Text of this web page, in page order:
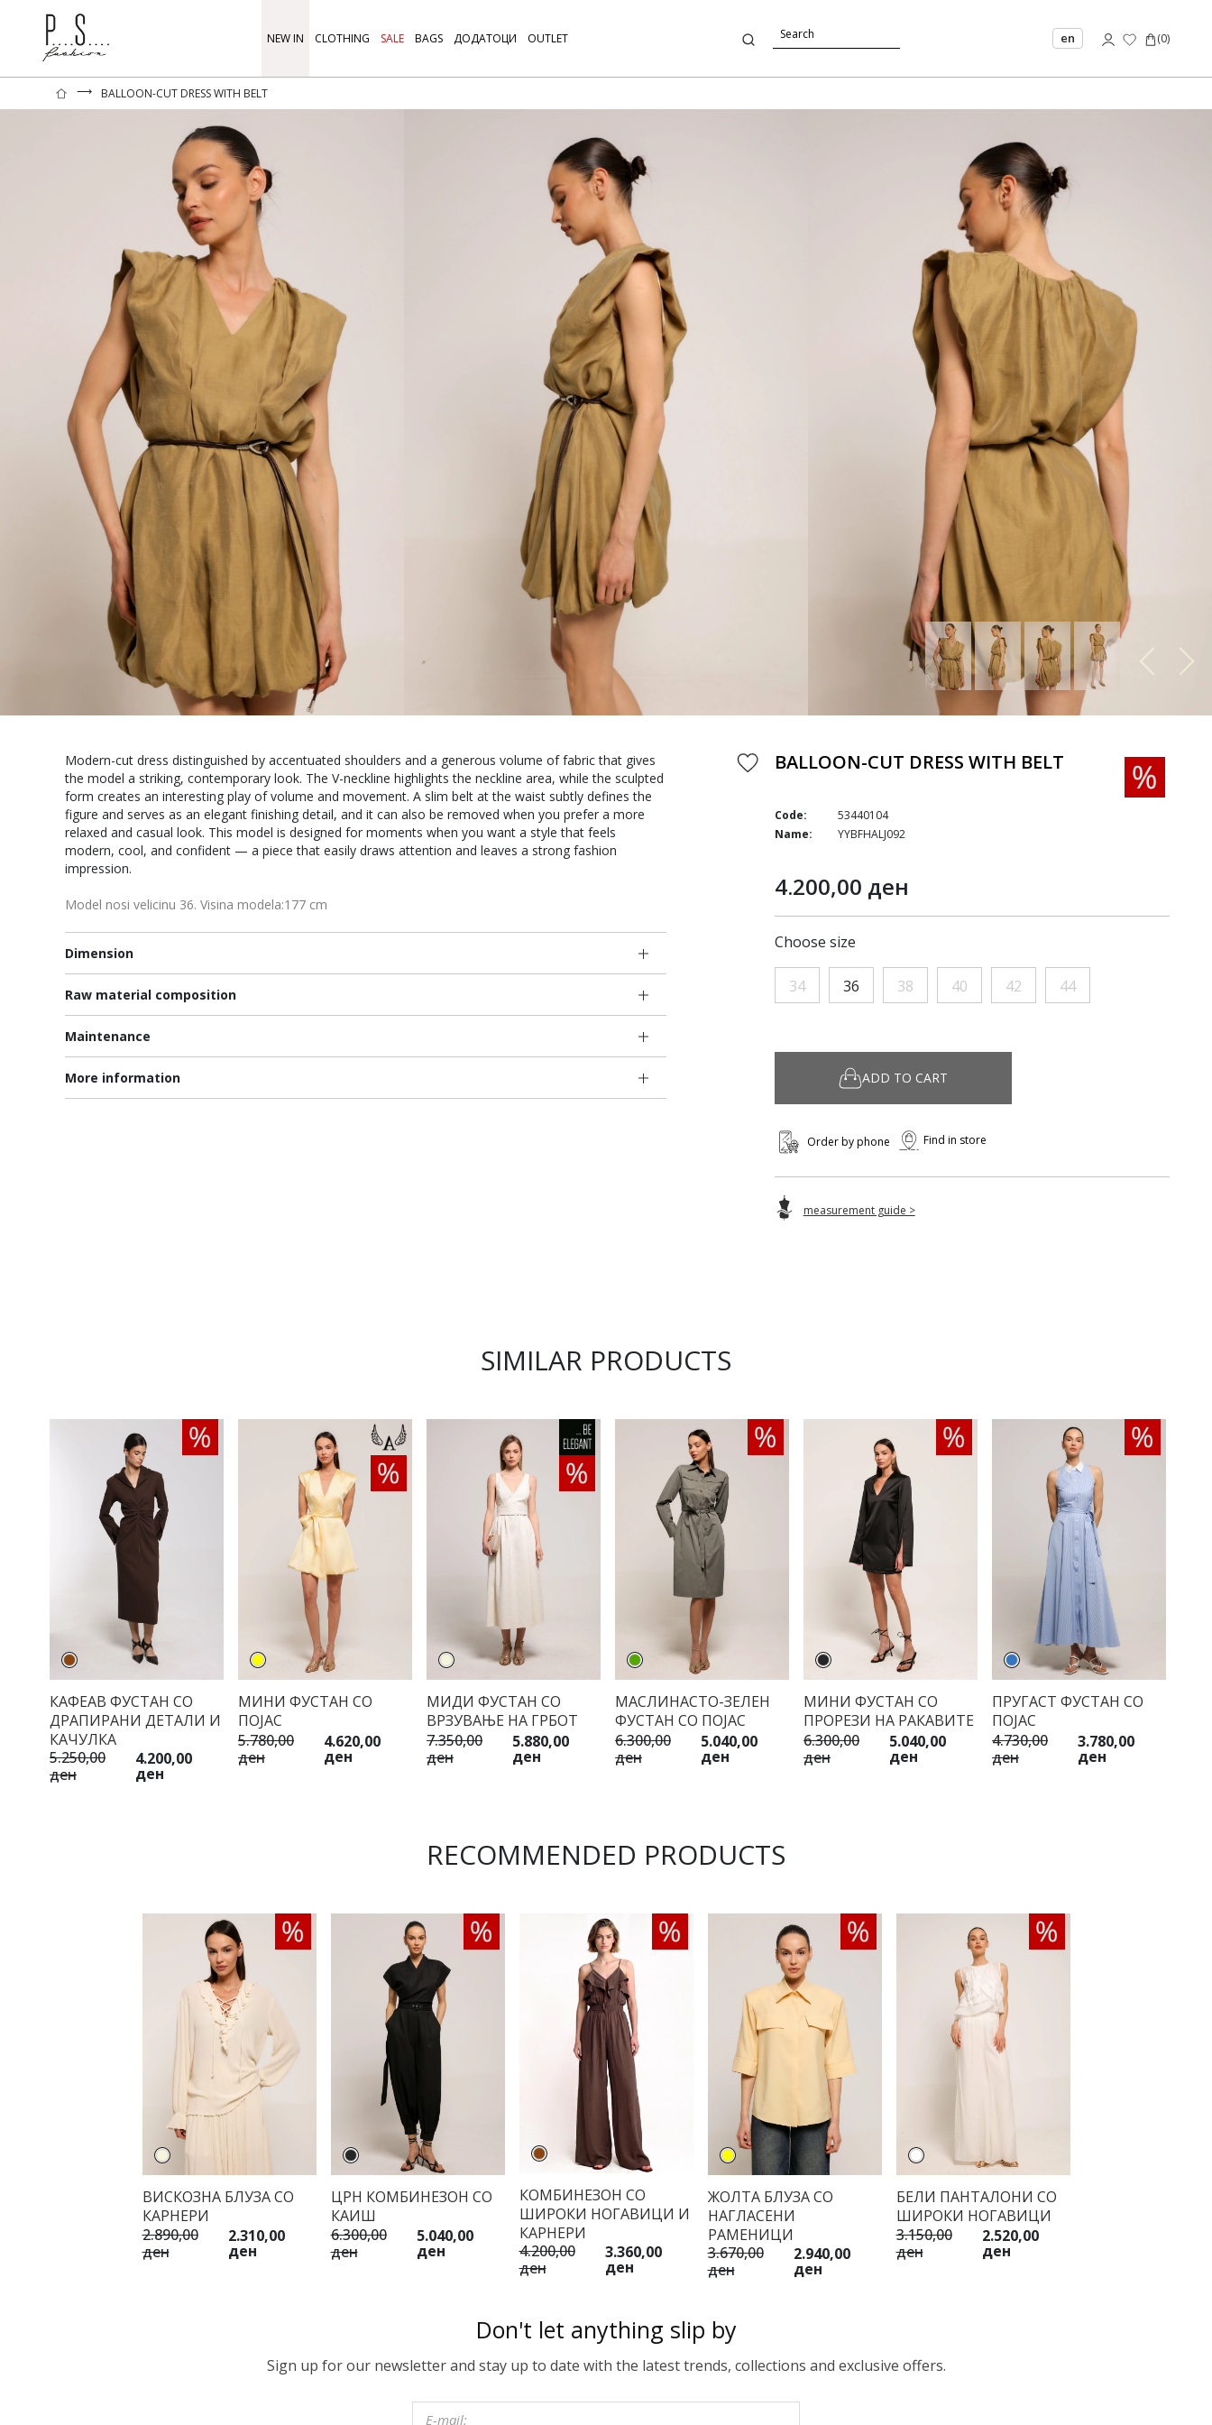
NEW IN CLOTHING SALE BAGS ДОДАТОЦИ OUTLET en (0)
⟶ BALLOON-CUT DRESS WITH BELT
Modern-cut dress distinguished by accentuated shoulders and a generous volume of fabric that gives
the model a striking, contemporary look. The V-neckline highlights the neckline area, while the sculpted
form creates an interesting play of volume and movement. A slim belt at the waist subtly defines the
figure and serves as an elegant finishing detail, and it can also be removed when you prefer a more
relaxed and casual look. This model is designed for moments when you want a style that feels
modern, cool, and confident — a piece that easily draws attention and leaves a strong fashion
impression.
Model nosi velicinu 36. Visina modela:177 cm
Dimension
Raw material composition
Maintenance
More information
BALLOON-CUT DRESS WITH BELT
Code:
53440104
Name:
YYBFHALJ092
4.200,00 ден
Choose size
34 36 38 40 42 44
ADD TO CART
Order by phone Find in store
measurement guide >
SIMILAR PRODUCTS
КАФЕАВ ФУСТАН СО
ДРАПИРАНИ ДЕТАЛИ И
КАЧУЛКА
5.250,00
ден
4.200,00
ден
МИНИ ФУСТАН СО
ПОЈАС
5.780,00
ден
4.620,00
ден
МИДИ ФУСТАН СО
ВРЗУВАЊЕ НА ГРБОТ
7.350,00
ден
5.880,00
ден
МАСЛИНАСТО-ЗЕЛЕН
ФУСТАН СО ПОЈАС
6.300,00
ден
5.040,00
ден
МИНИ ФУСТАН СО
ПРОРЕЗИ НА РАКАВИТЕ
6.300,00
ден
5.040,00
ден
ПРУГАСТ ФУСТАН СО
ПОЈАС
4.730,00
ден
3.780,00
ден
RECOMMENDED PRODUCTS
ВИСКОЗНА БЛУЗА СО
КАРНЕРИ
2.890,00
ден
2.310,00
ден
ЦРН КОМБИНЕЗОН СО
КАИШ
6.300,00
ден
5.040,00
ден
КОМБИНЕЗОН СО
ШИРОКИ НОГАВИЦИ И
КАРНЕРИ
4.200,00
ден
3.360,00
ден
ЖОЛТА БЛУЗА СО
НАГЛАСЕНИ
РАМЕНИЦИ
3.670,00
ден
2.940,00
ден
БЕЛИ ПАНТАЛОНИ СО
ШИРОКИ НОГАВИЦИ
3.150,00
ден
2.520,00
ден
Don't let anything slip by
Sign up for our newsletter and stay up to date with the latest trends, collections and exclusive offers.